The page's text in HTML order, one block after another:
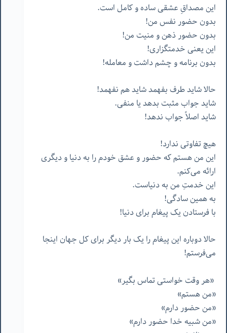
این مصداقِ عشقی ساده و کامل است.
بدون حضور نفس من!
بدون حضور ذهن و منیت من!
این یعنی خدمتگزاری!
بدون برنامه و چشم داشت و معامله!
حالا شاید طرف بفهمد شاید هم نفهمد!
شاید جواب مثبت بدهد یا منفی.
شاید اصلاً جواب ندهد!
هیچ تفاوتی ندارد!
این من هستم که حضور و عشق خودم را به دنیا و دیگری
ارائه می‌کنم.
این خدمتِ من به دنیاست.
به همین سادگی!
با فرستادن یک پیغام برای دنیا!
حالا دوباره این پیغام را یک بار دیگر برای کل جهان اینجا
می‌فرستم!
«هر وقت خواستی تماس بگیر»
«من هستم»
«من حضور دارم»
«من شبیه خدا حضور دارم»